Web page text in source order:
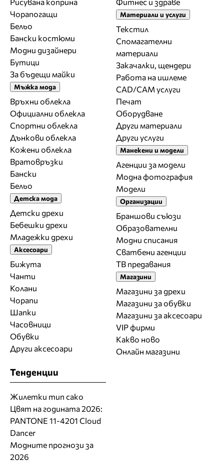
Чорапогащи
Бельо
Бански костюми
Модни дизайнери
Бутици
За бъдещи майки
Мъжка мода
Връхни облекла
Официални облекла
Спортни облекла
Дънкови облекла
Кожени облекла
Вратовръзки
Бански
Бельо
Детска мода
Детски дрехи
Бебешки дрехи
Младежки дрехи
Аксесоари
Бижута
Чанти
Колани
Чорапи
Шапки
Часовници
Обувки
Други аксесоари
Материали и услуги
Текстил
Спомагателни
материали
Закачалки, щендери
Работа на ишлеме
CAD/CAM услуги
Печат
Оборудване
Други материали
Други услуги
Манекени и модели
Агенции за модели
Модна фотография
Модели
Организации
Браншови съюзи
Образователни
Модни списания
Сватбени агенции
ТВ предавания
Магазини
Магазини за дрехи
Магазини за обувки
Магазини за aксесоари
VIP фирми
Какво ново
Онлайн магазини
Тенденции
Жилетки тип сако
Цвят на годината 2026:
PANTONE 11-4201 Cloud
Dancer
Модните прогнози за
2026